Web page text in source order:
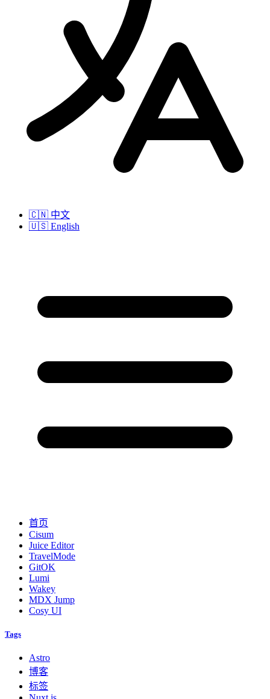
🇨🇳 中文
🇺🇸 English
首页
Cisum
Juice Editor
TravelMode
GitOK
Lumi
Wakey
MDX Jump
Cosy UI
Tags
Astro
博客
标签